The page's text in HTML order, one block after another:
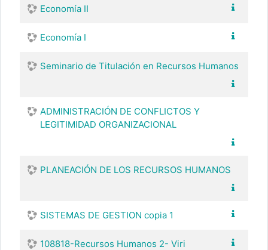
Economía II
Economía I
Seminario de Titulación en Recursos Humanos
ADMINISTRACIÓN DE CONFLICTOS Y
LEGITIMIDAD ORGANIZACIONAL
PLANEACIÓN DE LOS RECURSOS HUMANOS
SISTEMAS DE GESTION copia 1
108818-Recursos Humanos 2- Viri